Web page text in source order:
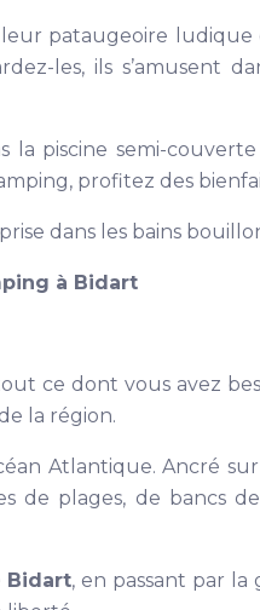
leur pataugeoire
les, ils s’amusent
piscine semi-
profitez des
dans les bains
à Bidart
ce dont vous avez
la région.
Atlantique. Ancré
de plages, de bancs
Bidart, en passant par